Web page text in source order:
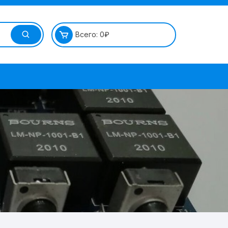
Всего: 0₽